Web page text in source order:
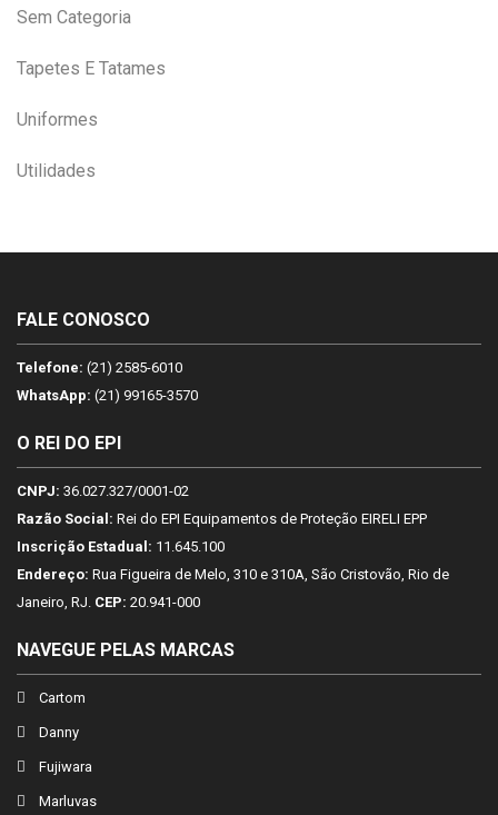
Sem Categoria
Tapetes E Tatames
Uniformes
Utilidades
FALE CONOSCO
Telefone: (21) 2585-6010
WhatsApp: (21) 99165-3570
O REI DO EPI
CNPJ: 36.027.327/0001-02
Razão Social: Rei do EPI Equipamentos de Proteção EIRELI EPP
Inscrição Estadual: 11.645.100
Endereço: Rua Figueira de Melo, 310 e 310A, São Cristovão, Rio de
Janeiro, RJ. CEP: 20.941-000
NAVEGUE PELAS MARCAS
Cartom
Danny
Fujiwara
Marluvas